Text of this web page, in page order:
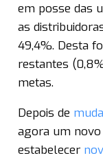
em posse das
as
49,4%. Desta
restantes
metas.
Depois de
agora um
estabelecer